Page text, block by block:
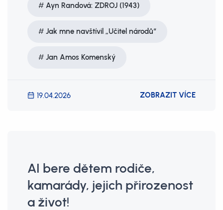
Ayn Randová: ZDROJ (1943)
Jak mne navštívil „Učitel národů“
Jan Amos Komenský
19.04.2026 ZOBRAZIT VÍCE
AI bere dětem rodiče,
kamarády, jejich přirozenost
a život!